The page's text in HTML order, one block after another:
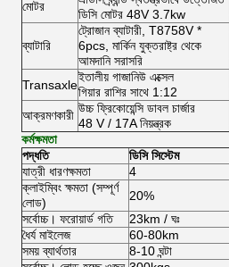
মোটর
ডিসি মোটর 48V 3.7kw
ব্যাটারি
ট্রোজান ব্যাটারী, T8758V *
6pcs, মার্কিন যুক্তরাষ্ট্র থেকে
আমদানি সরাসরি
Transaxle
ইতালীয় গাজানিউ এক্সেল
গিয়ার রাশির সাথে 1:12
আক্রমণকারী উচ্চ ফ্রিকোয়েন্সি ডাবল চার্জার
48 V / 17A নিয়ন্ত্রক
কর্মক্ষমতা
পদ্ধতি
ডিসি সিস্টেম
যাত্রী ধারণক্ষমতা
4
ক্লাইম্বিং ক্ষমতা (সম্পূর্ণ
লোড)
20%
সর্বোচ্চ। ফরোয়ার্ড গতি 23km / ঘঃ
ধৈর্য মাইলেজ
60-80km
সময় ব্যার্থতার
8-10 ঘন্টা